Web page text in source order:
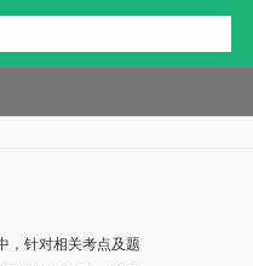
，针对相关考点及题